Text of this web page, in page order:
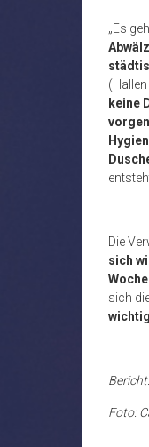
„Es
keine
Die
sich
sich
Foto: